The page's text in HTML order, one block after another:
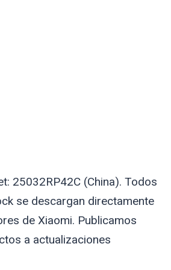
25032RP42C (China). Todos
se descargan directamente
de Xiaomi. Publicamos
a actualizaciones